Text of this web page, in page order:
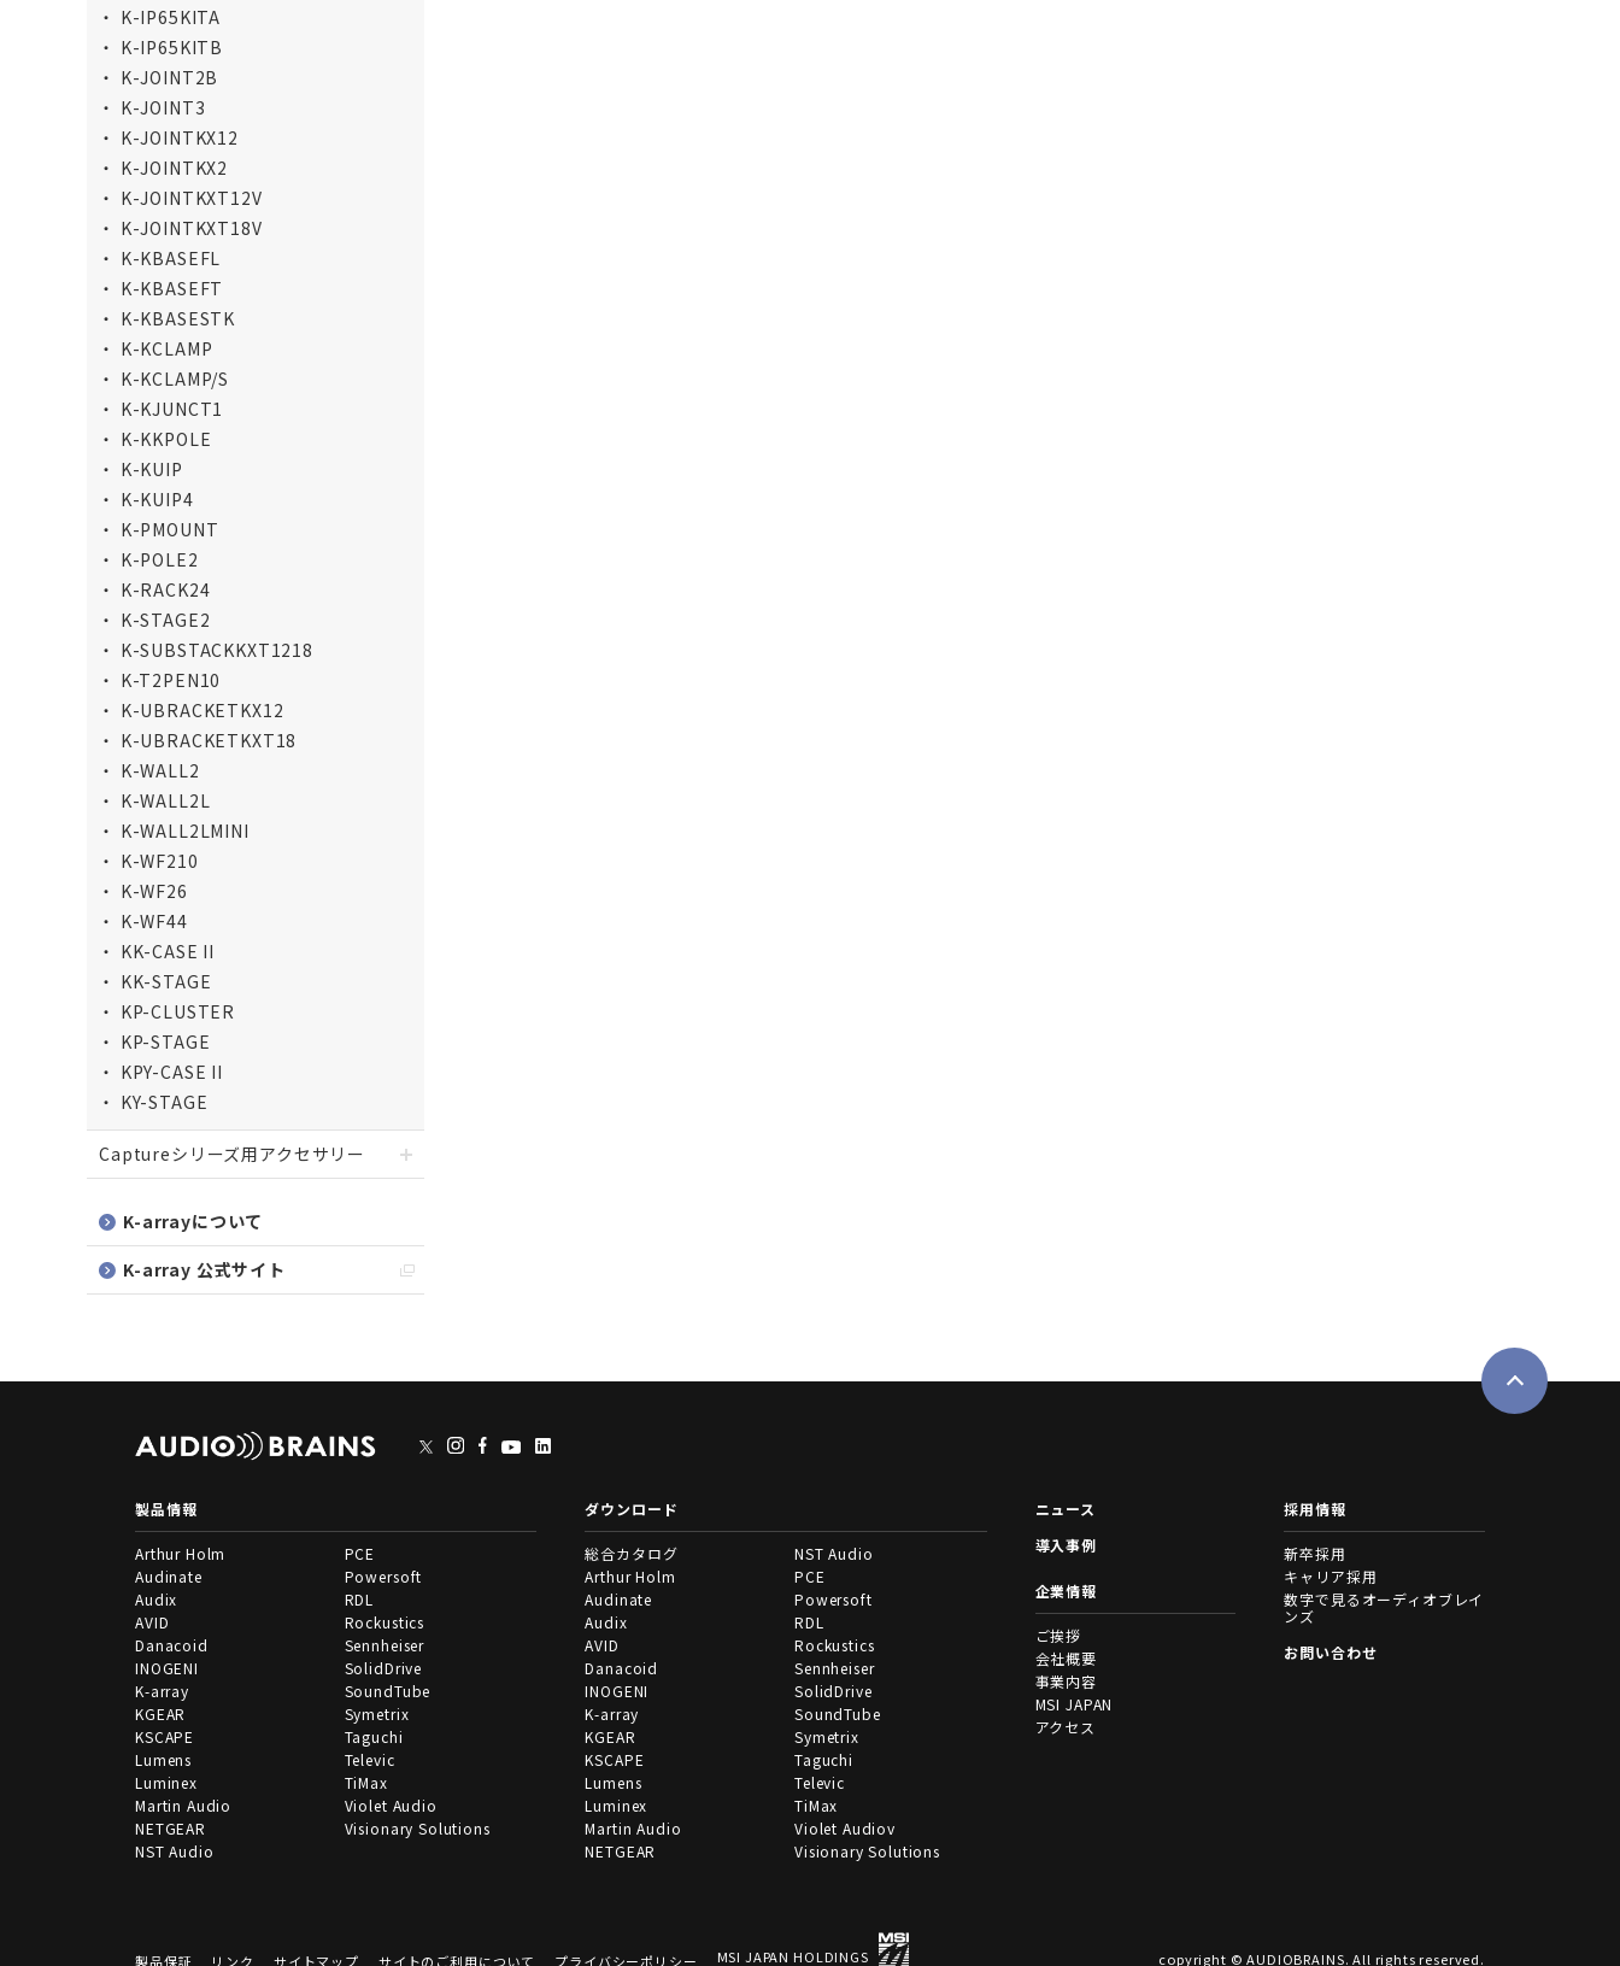
K-IP65KITA
K-IP65KITB
K-JOINT2B
K-JOINT3
K-JOINTKX12
K-JOINTKX2
K-JOINTKXT12V
K-JOINTKXT18V
K-KBASEFL
K-KBASEFT
K-KBASESTK
K-KCLAMP
K-KCLAMP/S
K-KJUNCT1
K-KKPOLE
K-KUIP
K-KUIP4
K-PMOUNT
K-POLE2
K-RACK24
K-STAGE2
K-SUBSTACKKXT1218
K-T2PEN10
K-UBRACKETKX12
K-UBRACKETKXT18
K-WALL2
K-WALL2L
K-WALL2LMINI
K-WF210
K-WF26
K-WF44
KK-CASE II
KK-STAGE
KP-CLUSTER
KP-STAGE
KPY-CASE II
KY-STAGE
Captureシリーズ用アクセサリー
K-arrayについて
K-array 公式サイト
製品情報
Arthur Holm
Audinate
Audix
AVID
Danacoid
INOGENI
K-array
KGEAR
KSCAPE
Lumens
Luminex
Martin Audio
NETGEAR
NST Audio
PCE
Powersoft
RDL
Rockustics
Sennheiser
SolidDrive
SoundTube
Symetrix
Taguchi
Televic
TiMax
Violet Audio
Visionary Solutions
ダウンロード
総合カタログ
Arthur Holm
Audinate
Audix
AVID
Danacoid
INOGENI
K-array
KGEAR
KSCAPE
Lumens
Luminex
Martin Audio
NETGEAR
NST Audio
PCE
Powersoft
RDL
Rockustics
Sennheiser
SolidDrive
SoundTube
Symetrix
Taguchi
Televic
TiMax
Violet Audiov
Visionary Solutions
ニュース
導入事例
企業情報
ご挨拶
会社概要
事業内容
MSI JAPAN
アクセス
採用情報
新卒採用
キャリア採用
数字で見るオーディオブレイ
ンズ
お問い合わせ
製品保証 リンク サイトマップ サイトのご利用について プライバシーポリシー MSI JAPAN HOLDINGS copyright © AUDIOBRAINS. All rights reserved.